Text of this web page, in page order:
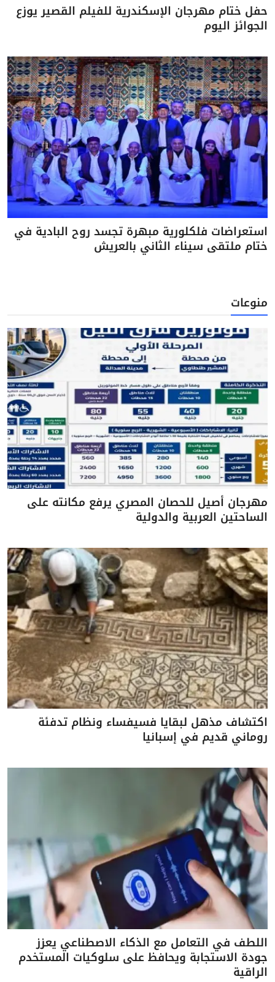
حفل ختام مهرجان الإسكندرية للفيلم القصير يوزع
الجوائز اليوم
استعراضات فلكلورية مبهرة تجسد روح البادية في
ختام ملتقى سيناء الثاني بالعريش
منوعات
مهرجان أصيل للحصان المصري يرفع مكانته على
الساحتين العربية والدولية
اكتشاف مذهل لبقايا فسيفساء ونظام تدفئة
روماني قديم في إسبانيا
اللطف في التعامل مع الذكاء الاصطناعي يعزز
جودة الاستجابة ويحافظ على سلوكيات المستخدم
الراقية